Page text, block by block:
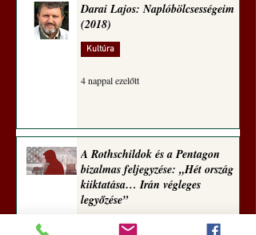
Darai Lajos: Naplóbölcsességeim
(2018)
Kultúra
4 nappal ezelőtt
A Rothschildok és a Pentagon
bizalmas feljegyzése: „Hét ország
kiiktatása… Irán végleges
legyőzése”
Új Történelem